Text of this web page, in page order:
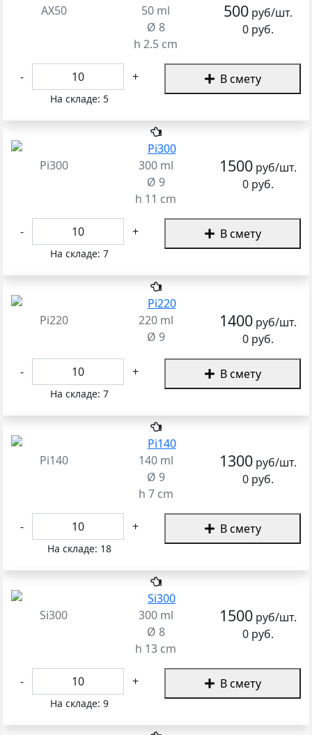
AX50
50 ml
Ø 8
h 2.5 cm
500 руб/шт.
0 руб.
- +
На складе: 5
В смету
Pi300
300 ml
Ø 9
h 11 cm
1500 руб/шт.
0 руб.
- +
На складе: 7
В смету
Pi220
220 ml
Ø 9
1400 руб/шт.
0 руб.
- +
На складе: 7
В смету
Pi140
140 ml
Ø 9
h 7 cm
1300 руб/шт.
0 руб.
- +
На складе: 18
В смету
Si300
300 ml
Ø 8
h 13 cm
1500 руб/шт.
0 руб.
- +
На складе: 9
В смету